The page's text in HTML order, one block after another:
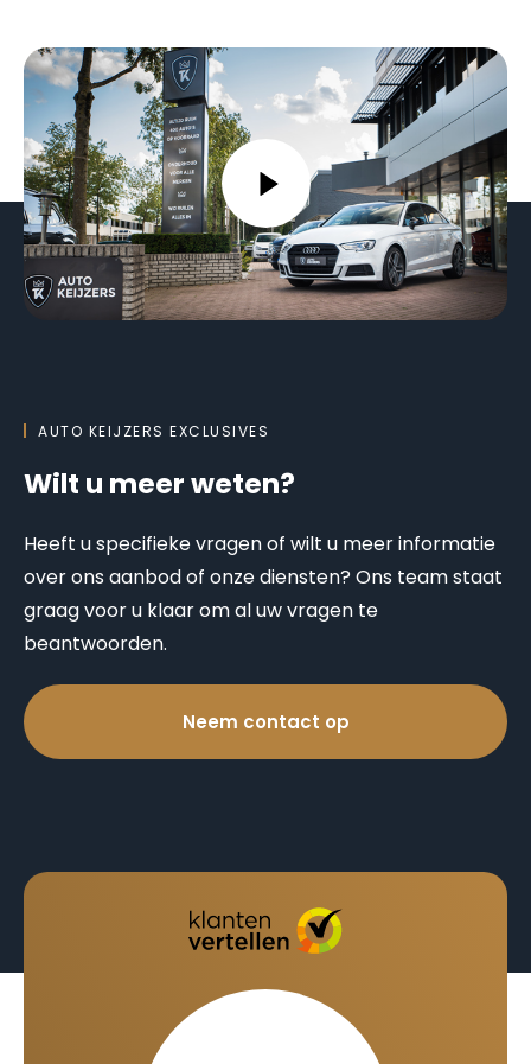
AUTO KEIJZERS EXCLUSIVES
Wilt u meer weten?
Heeft u specifieke vragen of wilt u meer informatie
over ons aanbod of onze diensten? Ons team staat
graag voor u klaar om al uw vragen te
beantwoorden.
Neem contact op